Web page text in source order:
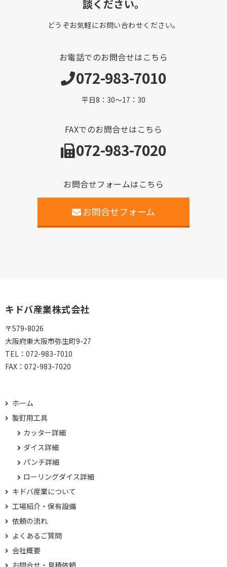
談ください。
どうぞお気軽にお問い合わせください。
お電話でのお問合せはこちら
072-983-7010
平日8：30～17：30
FAXでのお問合せはこちら
072-983-7020
お問合せフォームはこちら
お問合せフォーム
キドバ産業株式会社
〒579-8026
大阪府東大阪市弥生町9-27
TEL： 072-983-7010
FAX： 072-983-7020
ホーム
製釘用工具
カッター詳細
ダイス詳細
パンチ詳細
ローリングダイス詳細
キドバ産業について
工場紹介・保有設備
依頼の流れ
よくあるご質問
会社概要